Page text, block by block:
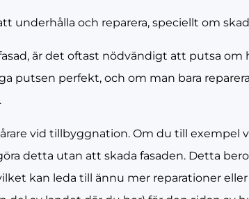
underhålla och reparera, speciellt om
är det oftast nödvändigt att putsa om
putsen perfekt, och om man bara
vid tillbyggnation. Om du till exempel
detta utan att skada fasaden. Detta
kan leda till ännu mer reparationer